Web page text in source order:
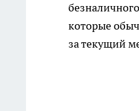
которые
за текущий